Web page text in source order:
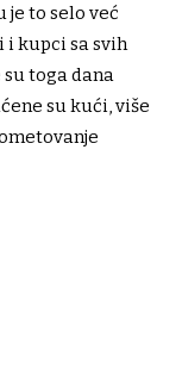
je to selo već
i kupci sa svih
su toga dana
su kući, više